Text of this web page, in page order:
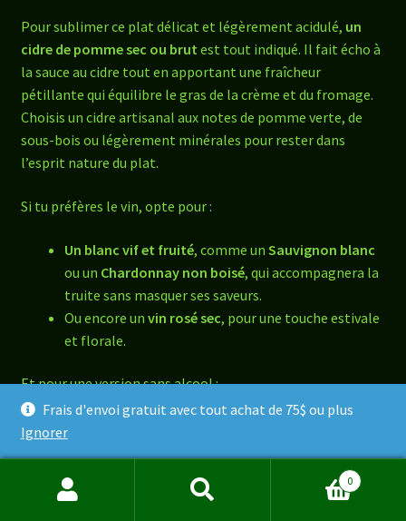
Frais d'envoi gratuit avec tout achat de 75$ ou plus
Ignorer
Pour sublimer ce plat délicat et légèrement acidulé, un
cidre de pomme sec ou brut est tout indiqué. Il fait écho à
la sauce au cidre tout en apportant une fraîcheur
pétillante qui équilibre le gras de la crème et du fromage.
Choisis un cidre artisanal aux notes de pomme verte, de
sous-bois ou légèrement minérales pour rester dans
l’esprit nature du plat.
Si tu préfères le vin, opte pour :
Un blanc vif et fruité, comme un Sauvignon blanc
ou un Chardonnay non boisé, qui accompagnera la
truite sans masquer ses saveurs.
Ou encore un vin rosé sec, pour une touche estivale
et florale.
Et pour une version sans alcool :
Une
Recherche
Recherche
0